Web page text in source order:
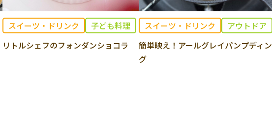
スイーツ・ドリンク
子ども料理
リトルシェフのフォンダンショコラ
スイーツ・ドリンク
アウトドア
簡単映え！アールグレイパンプディン
グ